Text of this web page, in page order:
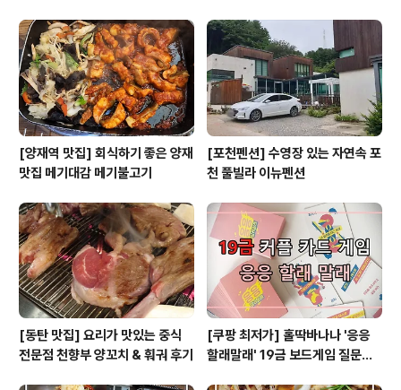
[양재역 맛집] 회식하기 좋은 양재
맛집 메기대감 메기불고기
[포천펜션] 수영장 있는 자연속 포
천 풀빌라 이뉴펜션
[동탄 맛집] 요리가 맛있는 중식
전문점 천향부 양꼬치 & 훠궈 후기
[쿠팡 최저가] 홀딱바나나 '응응
할래말래' 19금 보드게임 질문카